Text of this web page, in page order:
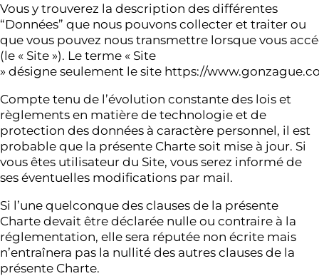
Vous y trouverez la description des différentes
“Données” que nous pouvons collecter et traiter ou
que vous pouvez nous transmettre lorsque vous
(le « Site »). Le terme « Site
» désigne seulement le site https://
Compte tenu de l’évolution constante des lois et
règlements en matière de technologie et de
protection des données à caractère personnel, il est
probable que la présente Charte soit mise à jour. Si
vous êtes utilisateur du Site, vous serez informé de
ses éventuelles modifications par mail.
Si l’une quelconque des clauses de la présente
Charte devait être déclarée nulle ou contraire à la
réglementation, elle sera réputée non écrite mais
n’entraînera pas la nullité des autres clauses de la
présente Charte.